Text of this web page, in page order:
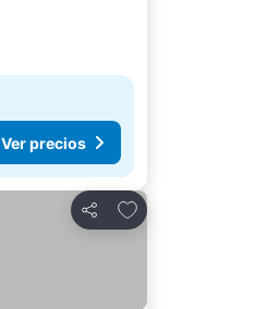
Ver precios
Compartir
Agregar a favoritos